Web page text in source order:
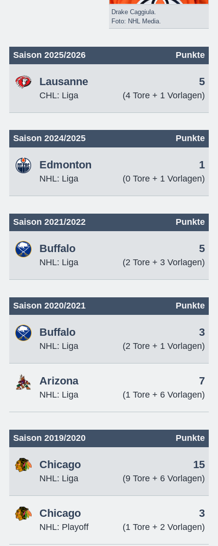
Drake Caggiula.
Foto: NHL Media.
Saison 2025/2026 Punkte
Lausanne
CHL: Liga
5
(4 Tore + 1 Vorlagen)
Saison 2024/2025 Punkte
Edmonton
NHL: Liga
1
(0 Tore + 1 Vorlagen)
Saison 2021/2022 Punkte
Buffalo
NHL: Liga
5
(2 Tore + 3 Vorlagen)
Saison 2020/2021 Punkte
Buffalo
NHL: Liga
3
(2 Tore + 1 Vorlagen)
Arizona
NHL: Liga
7
(1 Tore + 6 Vorlagen)
Saison 2019/2020 Punkte
Chicago
NHL: Liga
15
(9 Tore + 6 Vorlagen)
Chicago
NHL: Playoff
3
(1 Tore + 2 Vorlagen)